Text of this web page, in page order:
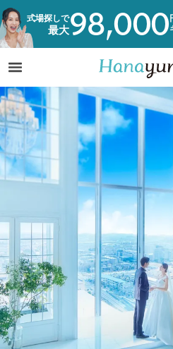
式場探しで
最大98,000